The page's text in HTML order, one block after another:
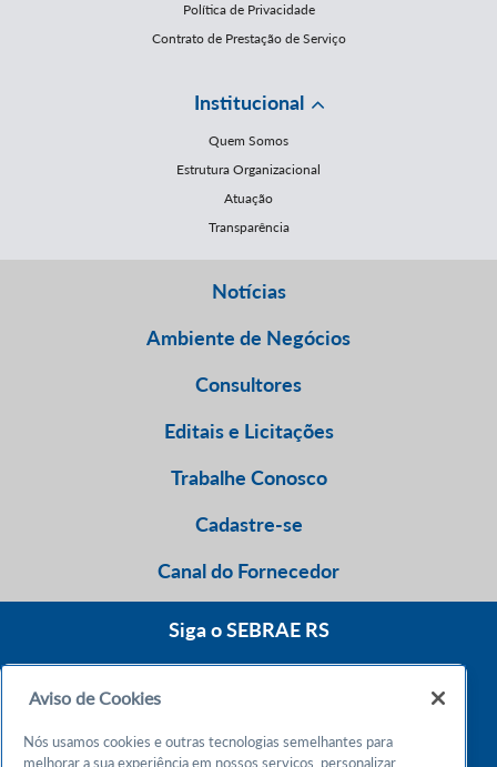
Política de Privacidade
Contrato de Prestação de Serviço
Institucional
Quem Somos
Estrutura Organizacional
Atuação
Transparência
Notícias
Ambiente de Negócios
Consultores
Editais e Licitações
Trabalhe Conosco
Cadastre-se
Canal do Fornecedor
Siga o SEBRAE RS
Atendimento 24h
Aviso de Cookies
Nós usamos cookies e outras tecnologias semelhantes para
melhorar a sua experiência em nossos serviços, personalizar